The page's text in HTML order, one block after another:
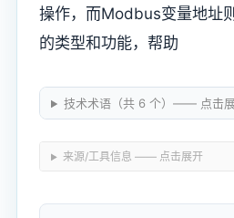
操作，而Modbus变量地址
的类型和功能，帮助
技术术语（共 6 个）—— 点击
来源/工具信息 —— 点击展开